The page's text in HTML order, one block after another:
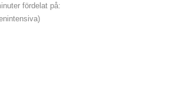
fördelat på: